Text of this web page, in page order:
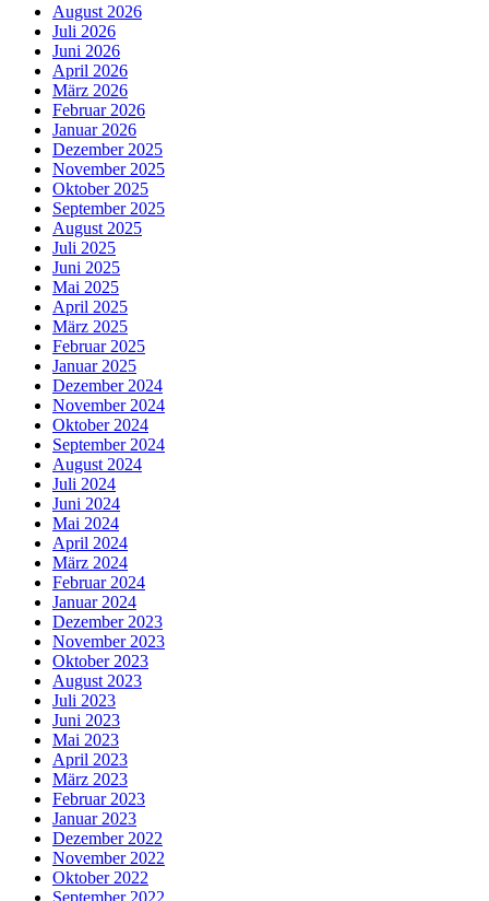
August 2026
Juli 2026
Juni 2026
April 2026
März 2026
Februar 2026
Januar 2026
Dezember 2025
November 2025
Oktober 2025
September 2025
August 2025
Juli 2025
Juni 2025
Mai 2025
April 2025
März 2025
Februar 2025
Januar 2025
Dezember 2024
November 2024
Oktober 2024
September 2024
August 2024
Juli 2024
Juni 2024
Mai 2024
April 2024
März 2024
Februar 2024
Januar 2024
Dezember 2023
November 2023
Oktober 2023
August 2023
Juli 2023
Juni 2023
Mai 2023
April 2023
März 2023
Februar 2023
Januar 2023
Dezember 2022
November 2022
Oktober 2022
September 2022